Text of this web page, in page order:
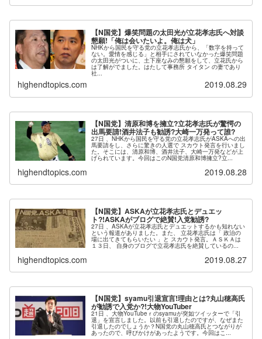
【N国党】爆笑問題の太田光が立花孝志氏へ対談
懇願!「俺は会いたいよ。俺は犬」
NHKから国民を守る党の立花孝志氏から、「数字を持って
ない。愛情を感じる」と相手にされていなかった爆笑問題
の太田光がついに、土下座なみの懇願をして、立花氏から
は了解がでました。はたして事務所 タイタン の妻であり
社...
highendtopics.com 2019.08.29
【N国党】清原和博を擁立?立花孝志氏が驚愕の
出馬要請!酒井法子も勧誘?大崎一万発って誰?
27日 、NHKから国民を守る党の立花孝志氏がASKAへの出
馬要請をし、さらに驚きの人選で スカウト発言を行いまし
た。そこには、清原和博、酒井法子、大崎一万発などが上
げられています。今回はこのN国党清原和博擁立?立...
highendtopics.com 2019.08.28
【N国党】ASKAが立花孝志氏とデュエッ
ト?!ASKAがブログで絶賛!入党勧誘?
27日 、ASKAが立花孝志氏とデュエットするかも知れない
という報道がありました。また、 立花孝志氏は「 政治の
場に出てきてもらいたい 」と スカウト発言。ＡＳＫＡは
１３日、 自身のブログで立花孝志氏を絶賛しているの...
highendtopics.com 2019.08.27
【N国党】syamu引退宣言!理由とは?丸山穂高氏
が勧誘で入党か?!大物YouTuber
21日 、大物YouTubeｒのsyamuが突如ツイッターで「引
退」を宣言しました。以前も引退したのですが、なぜまた
引退したのでしょうか？N国党の丸山穂高氏とつながりが
あったので、呼びかけがあったようです。今回はこ...